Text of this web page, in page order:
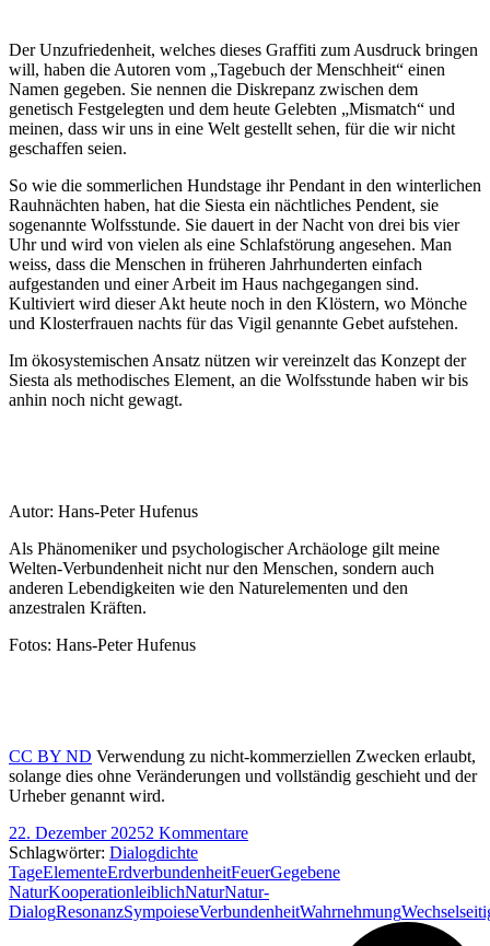
Der Unzufriedenheit, welches dieses Graffiti zum Ausdruck bringen
will, haben die Autoren vom „Tagebuch der Menschheit“ einen
Namen gegeben. Sie nennen die Diskrepanz zwischen dem
genetisch Festgelegten und dem heute Gelebten „Mismatch“ und
meinen, dass wir uns in eine Welt gestellt sehen, für die wir nicht
geschaffen seien.
So wie die sommerlichen Hundstage ihr Pendant in den winterlichen
Rauhnächten haben, hat die Siesta ein nächtliches Pendent, sie
sogenannte Wolfsstunde. Sie dauert in der Nacht von drei bis vier
Uhr und wird von vielen als eine Schlafstörung angesehen. Man
weiss, dass die Menschen in früheren Jahrhunderten einfach
aufgestanden und einer Arbeit im Haus nachgegangen sind.
Kultiviert wird dieser Akt heute noch in den Klöstern, wo Mönche
und Klosterfrauen nachts für das Vigil genannte Gebet aufstehen.
Im ökosystemischen Ansatz nützen wir vereinzelt das Konzept der
Siesta als methodisches Element, an die Wolfsstunde haben wir bis
anhin noch nicht gewagt.
Autor: Hans-Peter Hufenus
Als Phänomenikerund psychologischer Archäologe gilt meine
Welten-Verbundenheit nicht nur den Menschen, sondern auch
anderen Lebendigkeiten wie den Naturelementen und den
anzestralen Kräften.
Fotos: Hans-Peter Hufenus
CC BY ND Verwendung zu nicht-kommerziellen Zwecken erlaubt,
solange dies ohne Veränderungen und vollständig geschieht und der
Urheber genannt wird.
22. Dezember 20252 Kommentare
Schlagwörter: Dialogdichte
TageElementeErdverbundenheitFeuerGegebene
NaturKooperationleiblichNaturNatur-
DialogResonanzSympoieseVerbundenheitWahrnehmung